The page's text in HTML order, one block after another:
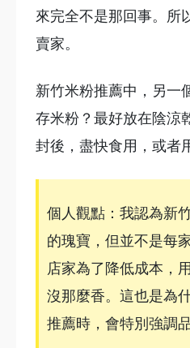
來完全不是那回事。所
賣家。
新竹米粉推薦中，另一
存米粉？最好放在陰涼
封後，盡快食用，或者
個人觀點：我認為新
的瑰寶，但並不是每
店家為了降低成本，
沒那麼香。這也是為
推薦時，會特別強調